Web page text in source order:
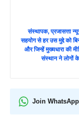
संस्थापक, प्रजासत्ता
सहयोग से हर उस मुद्दे को
और जिन्हें मुख्यधारा की
संस्थान ने लोगों
Join WhatsApp